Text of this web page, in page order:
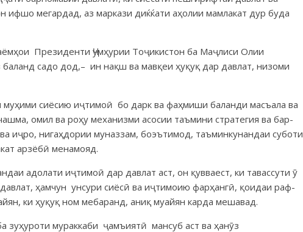
иф­­­­шо мегардад, аз маркази диќќати аҳолии мамлакат дур буда
Пре­зи­денти Ҷум­ҳурии Тоҷикистон ба Маҷлиси Олии
ба­ланд са­до дод,– ин нақш ва мавқеи ҳуқуқ дар давлат, низоми
сиёсию иҷтимоӣ бо дарк ва фаҳмиши баланди масъала ва
омил ва роҳу механизми асосии таъмини стратегия ва бар­
иҷро, нигаҳдории муназзам, бо­эъ­тимод, таъминкунандаи суботи
арзёбӣ менамояд.
адолати иҷтимоӣ дар давлат аст, он қувваест, ки тавассути ӯ
ҳамчун унсури сиёсӣ ва иҷтимоию фарҳангӣ, қоидаи раф­
ки ҳуқуқ ном мебаранд, аниқ муайян карда мешавад.
зуҳуроти мураккаби ҷам­ъ­иятӣ мансуб аст ва ҳанӯз